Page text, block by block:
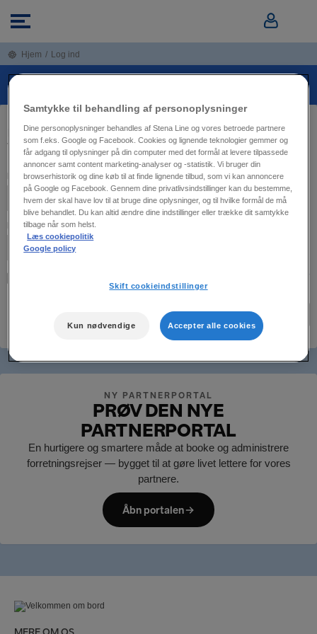
Hjem / Log ind
NY PARTNERPORTAL
PRØV DEN NYE
PARTNERPORTAL
En hurtigere og smartere måde at booke og administrere
forretningsrejser — bygget til at gøre livet lettere for vores
partnere.
Åbn portalen
INDTAST DINE LOGIN-OPLYSNINGER HER FOR ADGANG
TIL DIT BUSINESS TRAVELLER-OMRÅDE
E-mail
Password
Samtykke til behandling af personoplysninger
Dine personoplysninger behandles af Stena Line og vores betroede partnere
som f.eks. Google og Facebook. Cookies og lignende teknologier gemmer og
får adgang til oplysninger på din computer med det formål at levere tilpassede
annoncer samt content marketing-analyser og -statistik. Vi bruger din
browserhistorik og dine køb til at finde lignende tilbud, som vi kan annoncere
på Google og Facebook. Gennem dine privatlivsindstillinger kan du bestemme,
hvem der skal have lov til at bruge dine oplysninger, og til hvilke formål de må
blive behandlet. Du kan altid ændre dine indstillinger eller trække dit samtykke
tilbage når som helst.
Læs cookiepolitik
Google policy
Skift cookieindstillinger
Kun nødvendige Accepter alle cookies